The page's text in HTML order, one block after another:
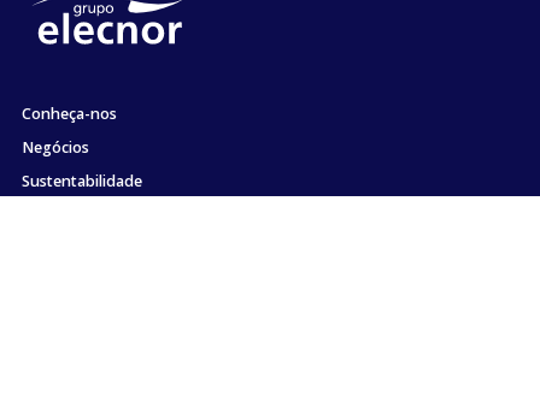
Conheça-nos
Negócios
Sustentabilidade